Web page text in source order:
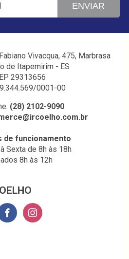
ENVIAR
Vivacqua, 475, Marbrasa
de Itapemirim - ES
29313656
0001-00
(28) 2102-9090
de funcionamento
Sexta de 8h às 18h
8h às 12h